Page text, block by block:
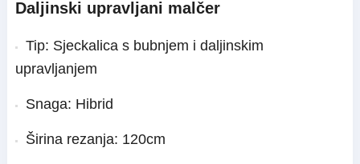
Daljinski upravljani malčer
Tip: Sjeckalica s bubnjem i daljinskim
upravljanjem
Snaga: Hibrid
Širina rezanja: 120cm